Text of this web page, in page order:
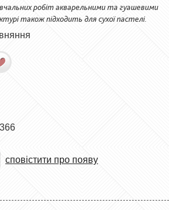
робіт акварельними та гуашевими
також підходить для сухої пастелі.
сповістити про появу